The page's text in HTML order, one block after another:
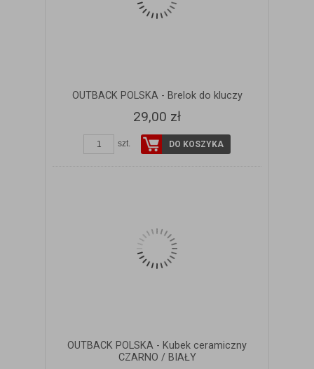
OUTBACK POLSKA - Brelok do kluczy
29,00 zł
szt. DO KOSZYKA
OUTBACK POLSKA - Kubek ceramiczny
CZARNO / BIAŁY